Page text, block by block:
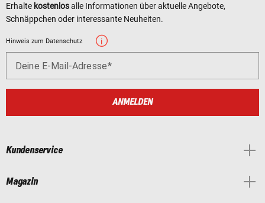
Erhalte kostenlosalle Informationen über aktuelle Angebote,
Schnäppchen oder interessante Neuheiten.
Hinweis zum Datenschutz
Deine E-Mail-Adresse
ANMELDEN
Kundenservice
Magazin